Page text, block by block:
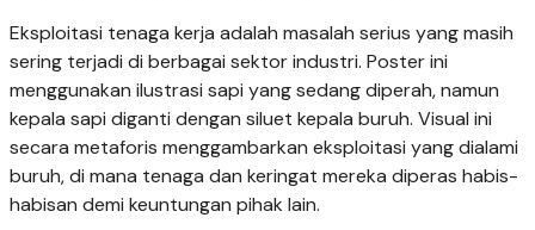
Eksploitasi tenaga kerja adalah masalah serius yang masih
sering terjadi di berbagai sektor industri. Poster ini
menggunakan ilustrasi sapi yang sedang diperah, namun
kepala sapi diganti dengan siluet kepala buruh. Visual ini
secara metaforis menggambarkan eksploitasi yang dialami
buruh, di mana tenaga dan keringat mereka diperas habis-
habisan demi keuntungan pihak lain.